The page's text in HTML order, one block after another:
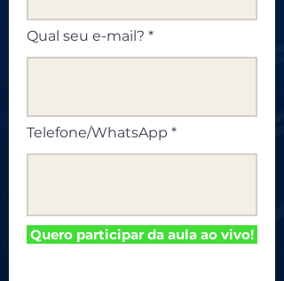
Qual seu e-mail?
Telefone/WhatsApp
Quero participar da aula ao vivo!